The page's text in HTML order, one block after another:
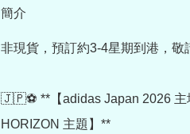
簡介
非現貨，預訂約3-4星期到港，敬
🇯🇵⚽ **【adidas Japan 2026 主
HORIZON 主題】**